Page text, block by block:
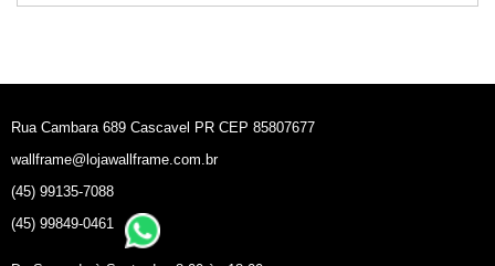
Rua Cambara 689 Cascavel PR CEP 85807677
wallframe@lojawallframe.com.br
(45) 99135-7088
(45) 99849-0461